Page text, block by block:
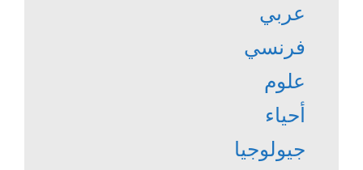
عربي
فرنسي
علوم
أحياء
جيولوجيا